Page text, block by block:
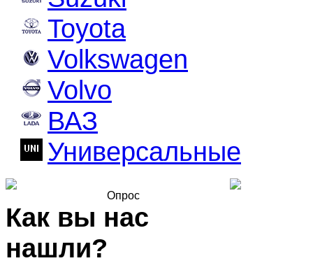
Toyota
Volkswagen
Volvo
ВАЗ
Универсальные
Опрос
Как вы нас
нашли?